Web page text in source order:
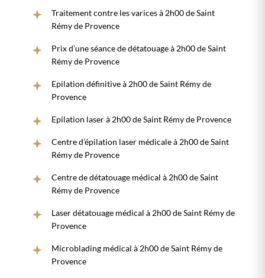
Traitement contre les varices à 2h00 de Saint
Rémy de Provence
Prix d’une séance de détatouage à 2h00 de Saint
Rémy de Provence
Epilation définitive à 2h00 de Saint Rémy de
Provence
Epilation laser à 2h00 de Saint Rémy de Provence
Centre d’épilation laser médicale à 2h00 de Saint
Rémy de Provence
Centre de détatouage médical à 2h00 de Saint
Rémy de Provence
Laser détatouage médical à 2h00 de Saint Rémy de
Provence
Microblading médical à 2h00 de Saint Rémy de
Provence